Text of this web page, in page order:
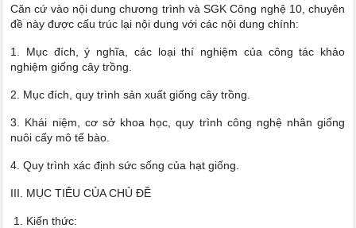
Căn cứ vào nội dung chương trình và SGK Công nghệ 10, chuyên
đề này được cấu trúc lại nội dung với các nội dung chính:
1. Mục đích, ý nghĩa, các loại thí nghiệm của công tác khảo
nghiệm giống cây trồng.
2. Mục đích, quy trình sản xuất giống cây trồng.
3. Khái niệm, cơ sở khoa học, quy trình công nghệ nhân giống
nuôi cấy mô tế bào.
4. Quy trình xác định sức sống của hạt giống.
III. MỤC TIÊU CỦA CHỦ ĐỀ
1. Kiến thức: